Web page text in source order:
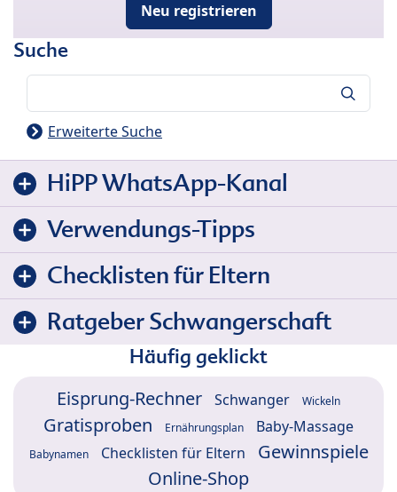
Neu registrieren
Suche
Erweiterte Suche
HiPP WhatsApp-Kanal
Verwendungs-Tipps
Checklisten für Eltern
Ratgeber Schwangerschaft
Häufig geklickt
Eisprung-Rechner Schwanger Wickeln
Gratisproben Ernährungsplan Baby-Massage
Babynamen Checklisten für Eltern
Gewinnspiele
Online-Shop